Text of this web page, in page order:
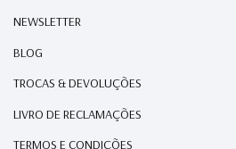
NEWSLETTER
BLOG
TROCAS & DEVOLUÇÕES
LIVRO DE RECLAMAÇÕES
TERMOS E CONDIÇÕES